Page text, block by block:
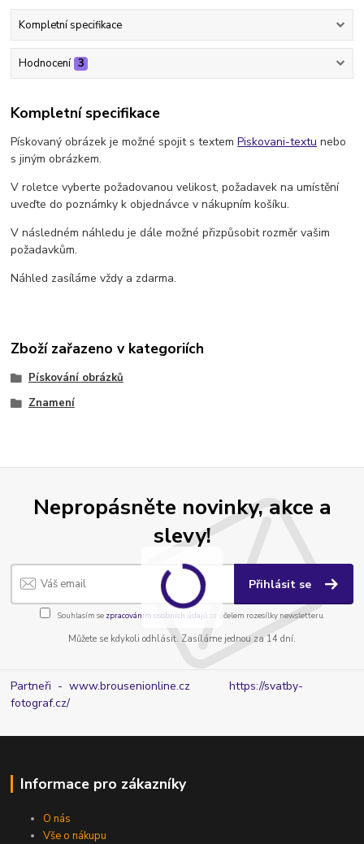
Kompletní specifikace
Hodnocení 3
Kompletní specifikace
Pískovaný obrázek je možné spojit s textemPiskovani-textu nebo
s jiným obrázkem.
V roletce vyberte požadovanou velikost, požadavek na umístění
uveďte do poznámky k objednávce v nákupním košíku.
V následném náhledu je dále možné přizpůsobit rozměr vašim
požadavkům.
Náhled zasíláme vždy a zdarma.
Zboží zařazeno v kategoriích
Pískování obrázků
Znamení
Nepropásněte novinky, akce a
slevy!
Přihlásit se
Souhlasím se zpracováním osobních údajůza účelem rozesílky newsletteru.
Můžete se kdykoli odhlásit. Zasíláme jednou za 14 dní.
Partneři - www.brousenionline.czhttps://svatby-
fotograf.cz/
Informace pro zákazníky
O nás
Vše o nákupu